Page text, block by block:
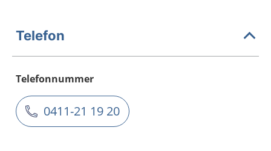
Telefon
Telefonnummer
0411-21 19 20